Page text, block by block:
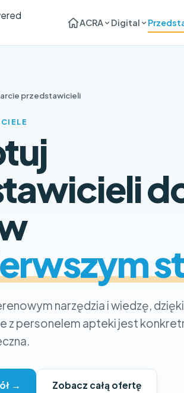
ACRA Digital
przedstawicieli
narzędzia i wiedzę,
z personelem apteki jest
→ Zobacz całą ofertę